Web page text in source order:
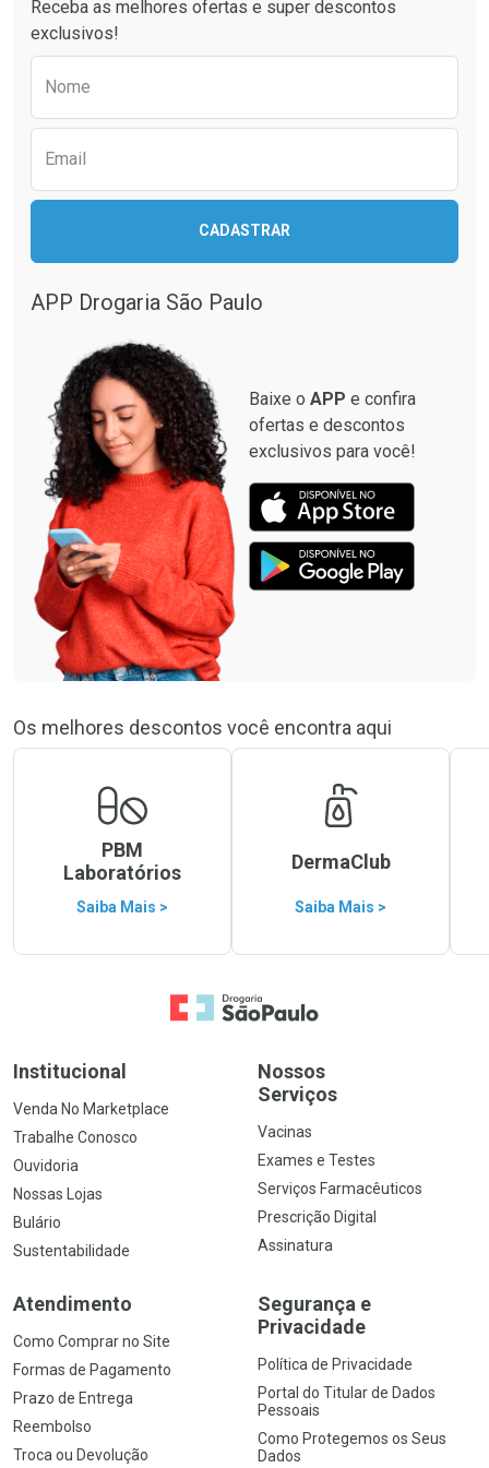
Comprar sem Desconto
Comprar sem Desconto
Comprar sem Desconto
Comprar sem Desconto
Receba as melhores ofertas e super descontos
exclusivos!
Nome
Email
CADASTRAR
APP Drogaria São Paulo
Baixe o APP e confira
ofertas e descontos
exclusivos para você!
Os melhores descontos você encontra aqui
PBM
Laboratórios
Saiba Mais >
DermaClub
Saiba Mais >
Ir para a Home
Institucional
Venda No Marketplace
Trabalhe Conosco
Ouvidoria
Nossas Lojas
Bulário
Sustentabilidade
Nossos
Serviços
Vacinas
Exames e Testes
Serviços Farmacêuticos
Prescrição Digital
Assinatura
Atendimento
Como Comprar no Site
Formas de Pagamento
Prazo de Entrega
Reembolso
Troca ou Devolução
Segurança e
Privacidade
Política de Privacidade
Portal do Titular de Dados
Pessoais
Como Protegemos os Seus
Dados